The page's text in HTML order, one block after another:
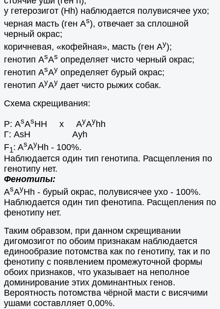
у гетерозигот (Hh) наблюдается полувисячее ухо;
черная масть (ген As), отвечает за сплошной
черный окрас;
коричневая, «кофейная», масть (ген Ay);
генотип AsAs определяет чисто черный окрас;
генотип AsAy определяет бурый окрас;
генотип AуAy дает чисто рыжих собак.
Схема скрещивания:
Р: AsAsНН х AуAyhh
Г: AsН Ayh
F1: AsAyНh - 100%.
Наблюдается один тип генотипа. Расщепления по
генотипу нет.
Фенотипы:
AsAyНh - бурый окрас, полувисячее ухо - 100%.
Наблюдается один тип фенотипа. Расщепления по
фенотипу нет.
Таким обравзом, при данном скрещивании
дигомозигот по обоим признакам наблюдается
единообразие потомства как по генотипу, так и по
фенотипу с появлением промежуточной формы
обоих признаков, что указывает на неполное
доминирование этих доминантных генов.
Вероятность потомства чёрной масти с висячими
ушами составлляет 0,00%.